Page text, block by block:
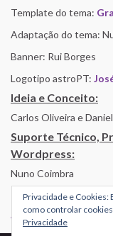
Template do tema:
Adaptação do tema:
Banner: Rui Borges
Logotipo astroPT:
Ideia e Conceito:
Carlos Oliveira e
Suporte Técnico,
Wordpress:
Nuno Coimbra
Alojamento por
Privacidade e Cookies:
como controlar
Privacidade